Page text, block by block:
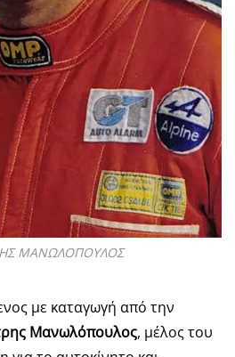
ΜΑΝΩΛΟΠΟΥΛΟΣ
με καταγωγή από την
Μανωλόπουλος, μέλος του